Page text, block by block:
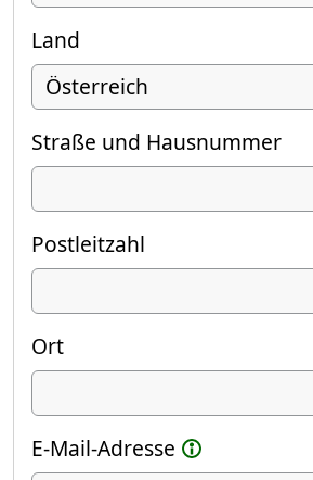
Land
Straße und Hausnummer
Postleitzahl
Ort
E-Mail-Adresse